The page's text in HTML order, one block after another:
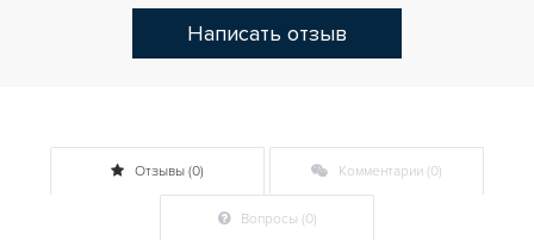
Написать отзыв
Отзывы (0) Комментарии (0)
Вопросы (0)